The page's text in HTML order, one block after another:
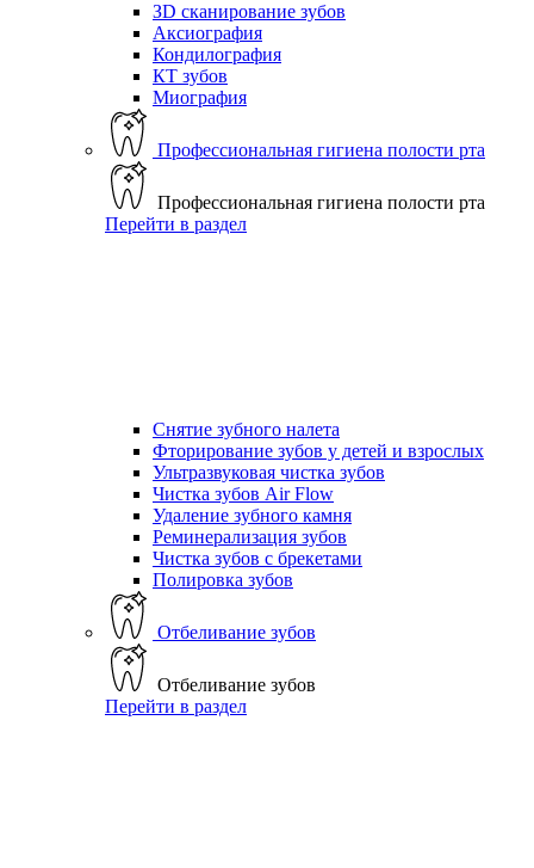
ЗD сканирование зубов
Аксиография
Кондилография
КТ зубов
Миография
Профессиональная гигиена полости рта
Профессиональная гигиена полости рта
Перейти в раздел
Снятие зубного налета
Фторирование зубов у детей и взрослых
Ультразвуковая чистка зубов
Чистка зубов Air Flow
Удаление зубного камня
Реминерализация зубов
Чистка зубов с брекетами
Полировка зубов
Отбеливание зубов
Отбеливание зубов
Перейти в раздел